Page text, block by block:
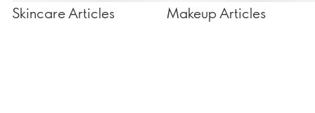
Skincare Articles Makeup Articles